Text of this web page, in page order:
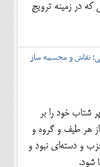
که در زمینه ترویج
نقاش و مجسمه ساز
شتاب خود را بر
هر طیف و گروه و
و دسته‌ای نبود و
شود.